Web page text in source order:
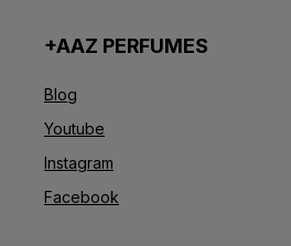
+AAZ PERFUMES
Blog
Youtube
Instagram
Facebook